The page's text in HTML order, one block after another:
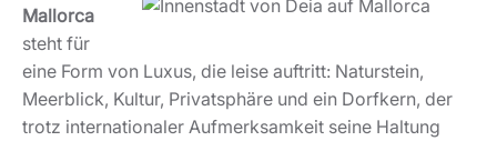
Mallorca
steht für
eine Form von Luxus, die leise auftritt: Naturstein,
Meerblick, Kultur, Privatsphäre und ein Dorfkern, der
trotz internationaler Aufmerksamkeit seine Haltung